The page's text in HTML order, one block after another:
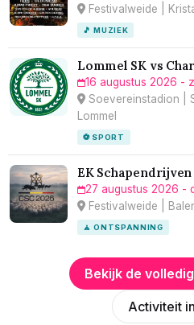
Festivalweide |
🎵 MUZIEK
Lommel SK vs
16 augustus 2026 -
Soevereinstadion |
Lommel
⚽ SPORT
EK Schapendrijven
27 augustus 2026 -
Festivalweide |
🧘 ONTSPANNING
Bekijk de
Activiteit